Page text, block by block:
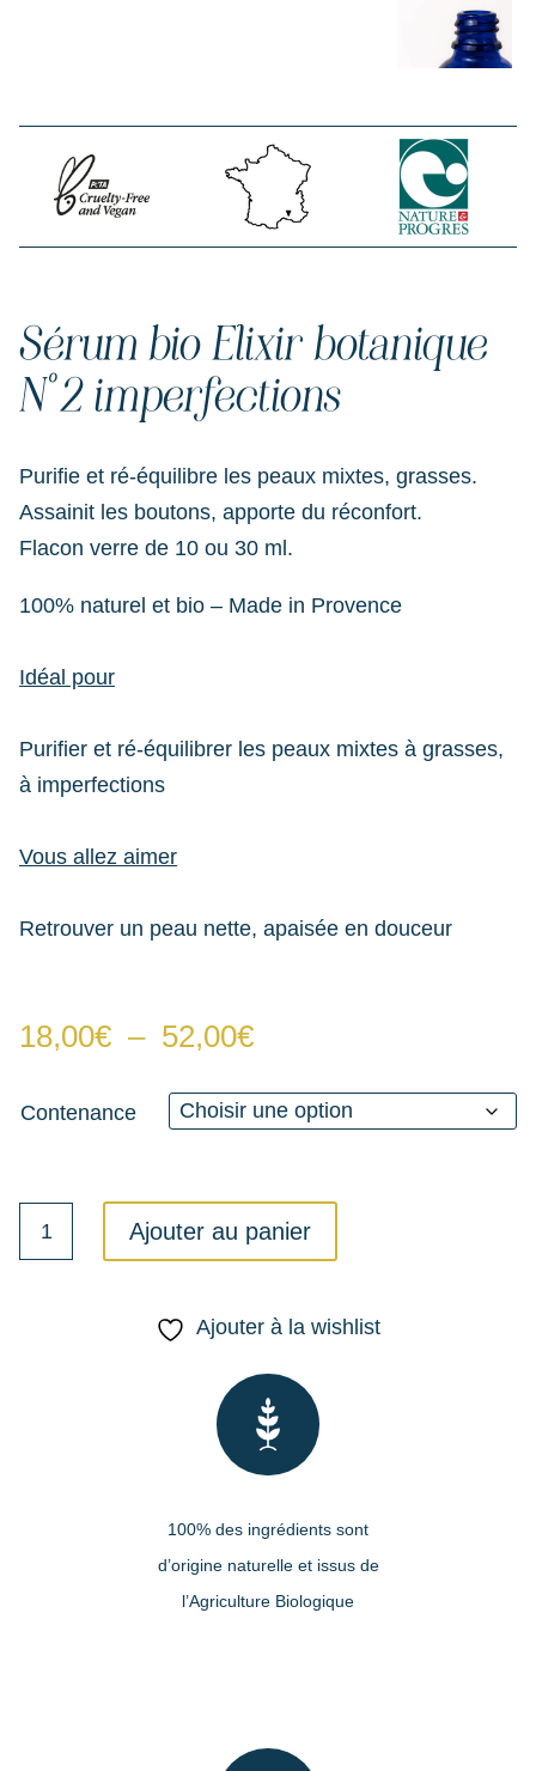
Sérum bio Elixir botanique
N°2 imperfections
Purifie et ré-équilibre les peaux mixtes, grasses.
Assainit les boutons, apporte du réconfort.
Flacon verre de 10 ou 30 ml.
100% naturel et bio – Made in Provence
Idéal pour
Purifier et ré-équilibrer les peaux mixtes à grasses,
à imperfections
Vous allez aimer
Retrouver un peau nette, apaisée en douceur
18,00€ – 52,00€Plage
prix :
52,00€
Contenance
Ajouter au panier
Ajouter à la wishlist
100% des ingrédients sont
d’origine naturelle et issus de
l’Agriculture Biologique